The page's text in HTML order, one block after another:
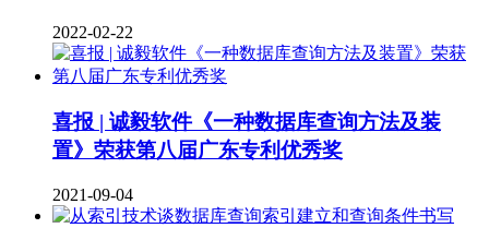
2022-02-22
喜报 | 诚毅软件《一种数据库查询方法及装
置》荣获第八届广东专利优秀奖
2021-09-04